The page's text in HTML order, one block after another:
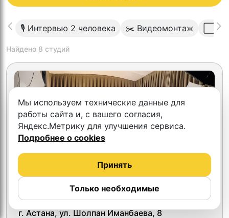
🎙 Интервью 2 человека ✂️ Видеомонтаж ⬜️
Найдено 8 студий
GB Interactive
г. Астана, ул. Шолпан Иманбаева, 8
Мы используем технические данные для
работы сайта и, с вашего согласия,
Яндекс.Метрику для улучшения сервиса.
Подробнее о cookies
Только необходимые
Принять